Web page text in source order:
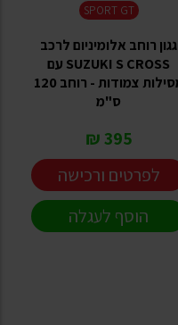
SPORT GT
גגון רוחב אלומיניום לרכב
SUZUKI S CROSS עם
מסילות צמודות - רוחב 120
ס"מ
395 ₪
לפרטים ורכישה
הוסף לעגלה